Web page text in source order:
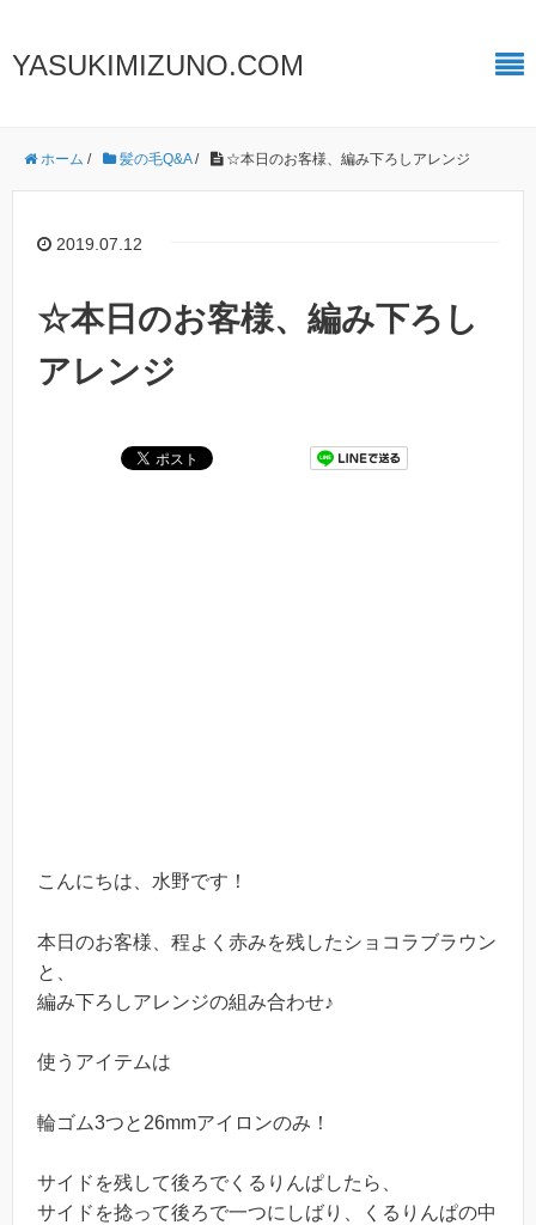
YASUKIMIZUNO.COM
ホーム / 髪の毛Q&A/ ☆本日のお客様、編み下ろしアレンジ
2019.07.12
☆本日のお客様、編み下ろし
アレンジ
こんにちは、水野です！
本日のお客様、程よく赤みを残したショコラブラウン
と、
編み下ろしアレンジの組み合わせ♪
使うアイテムは
輪ゴム3つと26mmアイロンのみ！
サイドを残して後ろでくるりんぱしたら、
サイドを捻って後ろで一つにしばり、くるりんぱの中